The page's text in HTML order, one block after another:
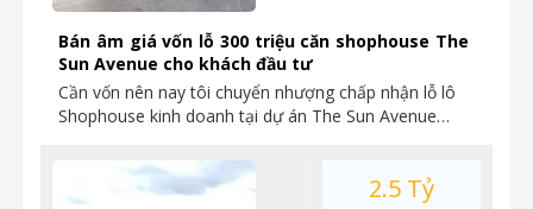
Bán âm giá vốn lỗ 300 triệu căn shophouse The
Sun Avenue cho khách đầu tư
Cần vốn nên nay tôi chuyển nhượng chấp nhận lỗ lô
Shophouse kinh doanh tại dự án The Sun Avenue…
2.5 Tỷ